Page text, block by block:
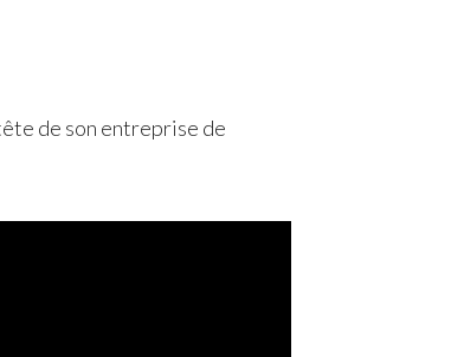
de son entreprise de